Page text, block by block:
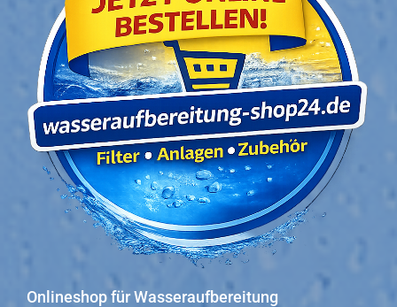
Onlineshop für Wasseraufbereitung